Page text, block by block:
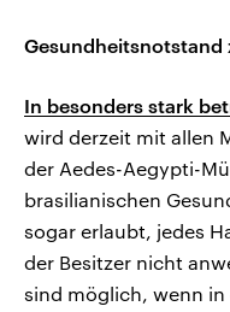
Gesundheitsnotstand
In besonders stark
wird derzeit mit allen
der Aedes-Aegypti-
brasilianischen
sogar erlaubt, jedes
der Besitzer nicht
sind möglich, wenn in